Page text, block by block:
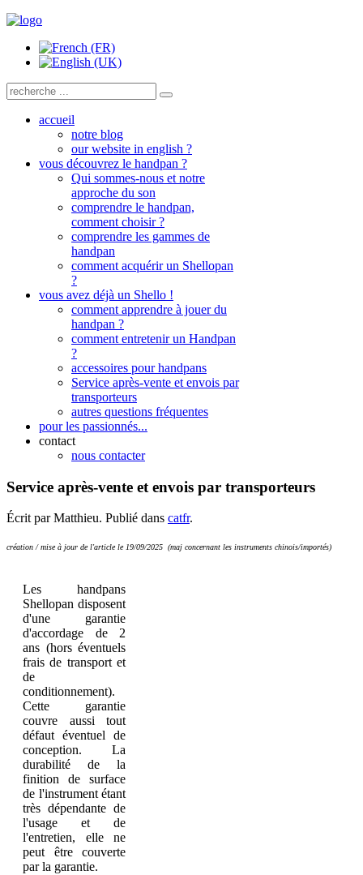
accueil
notre blog
our website in english ?
vous découvrez le handpan ?
Qui sommes-nous et notre
approche du son
comprendre le handpan,
comment choisir ?
comprendre les gammes de
handpan
comment acquérir un Shellopan
?
vous avez déjà un Shello !
comment apprendre à jouer du
handpan ?
comment entretenir un Handpan
?
accessoires pour handpans
Service après-vente et envois par
transporteurs
autres questions fréquentes
pour les passionnés...
contact
nous contacter
Service après-vente et envois par transporteurs
Écrit par Matthieu. Publié dans catfr.
création / mise à jour de l'article le 19/09/2025 (maj concernant les instruments chinois/importés)
Les handpans
Shellopan disposent
d'une garantie
d'accordage de 2
ans (hors éventuels
frais de transport et
de
conditionnement).
Cette garantie
couvre aussi tout
défaut éventuel de
conception. La
durabilité de la
finition de surface
de l'instrument étant
très dépendante de
l'usage et de
l'entretien, elle ne
peut être couverte
par la garantie.